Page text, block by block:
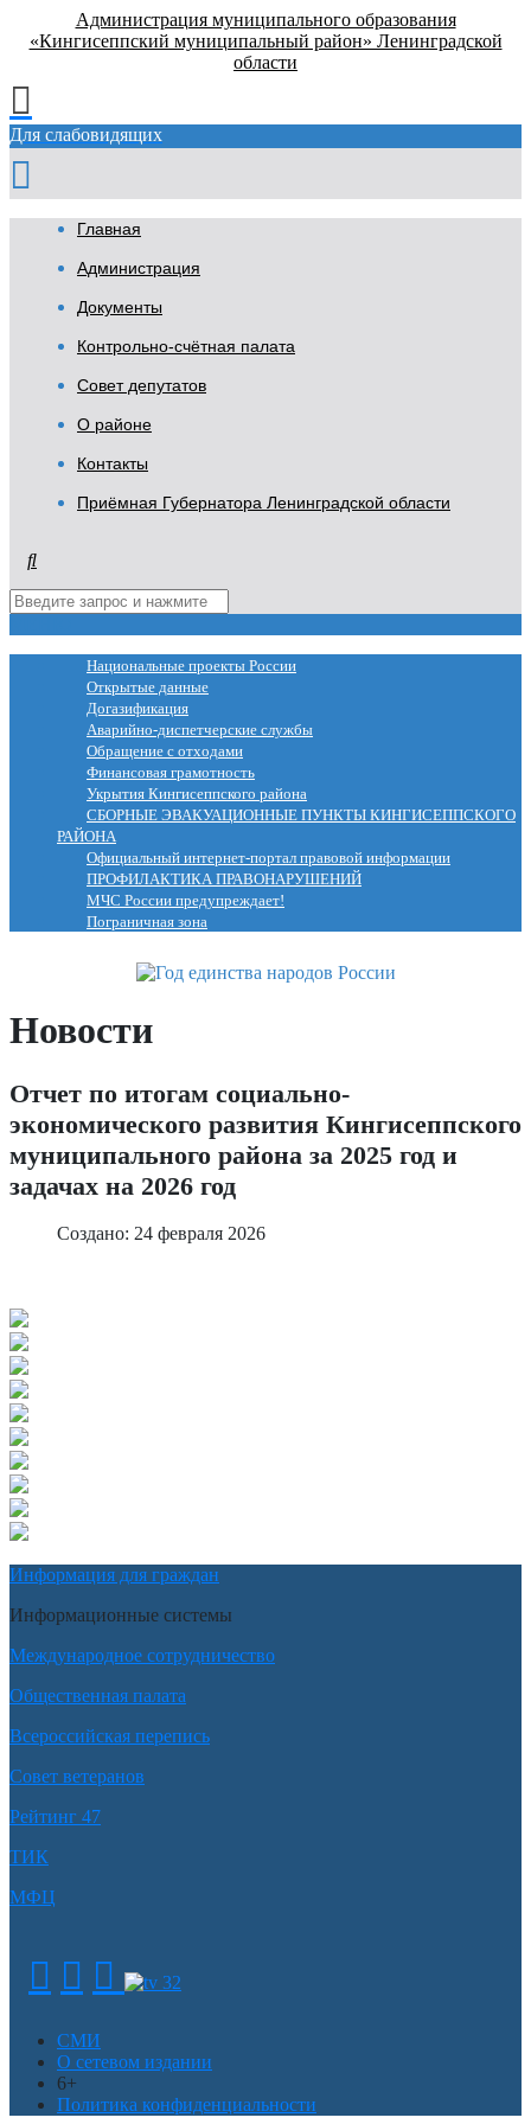
Администрация муниципального образования
«Кингисеппский муниципальный район» Ленинградской
области
Для слабовидящих
Главная
Администрация
Документы
Контрольно-счётная палата
Совет депутатов
О районе
Контакты
Приёмная Губернатора Ленинградской области
Национальные проекты России
Открытые данные
Догазификация
Аварийно-диспетчерские службы
Обращение с отходами
Финансовая грамотность
Укрытия Кингисеппского района
СБОРНЫЕ ЭВАКУАЦИОННЫЕ ПУНКТЫ КИНГИСЕППСКОГО
РАЙОНА
Официальный интернет-портал правовой информации
ПРОФИЛАКТИКА ПРАВОНАРУШЕНИЙ
МЧС России предупреждает!
Пограничная зона
Новости
Отчет по итогам социально-
экономического развития Кингисеппского
муниципального района за 2025 год и
задачах на 2026 год
Создано: 24 февраля 2026
Информация для граждан
Информационные системы
Международное сотрудничество
Общественная палата
Всероссийская перепись
Совет ветеранов
Рейтинг 47
ТИК
МФЦ
СМИ
О сетевом издании
6+
Политика конфиденциальности